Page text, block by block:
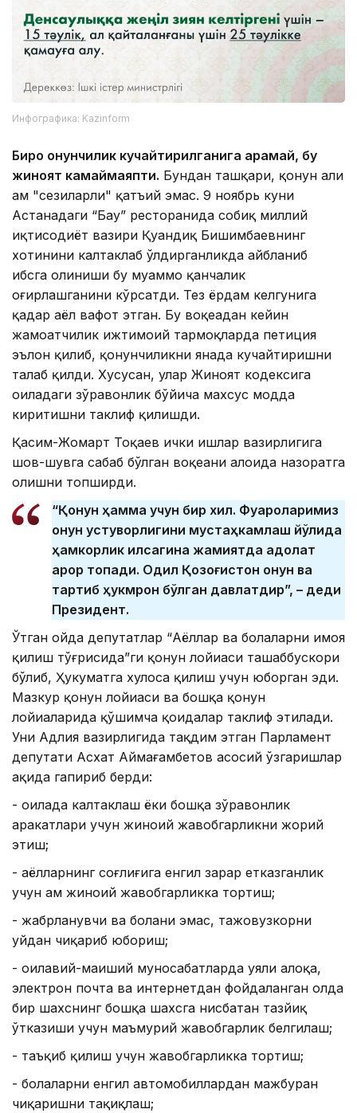
Инфографика: Kazinform
Бироқ қонунчилик кучайтирилганига қарамай, бу
жиноят камаймаяпти. Бундан ташқари, қонун ҳали
ҳам "сезиларли" қатъий эмас. 9 ноябрь куни
Астанадаги “Бау” ресторанида собиқ миллий
иқтисодиёт вазири Қуандиқ Бишимбаевнинг
хотинини калтаклаб ўлдирганликда айбланиб
ҳибсга олиниши бу муаммо қанчалик
оғирлашганини кўрсатди. Тез ёрдам келгунига
қадар аёл вафот этган. Бу воқеадан кейин
жамоатчилик ижтимоий тармоқларда петиция
эълон қилиб, қонунчиликни янада кучайтиришни
талаб қилди. Хусусан, улар Жиноят кодексига
оиладаги зўравонлик бўйича махсус модда
киритишни таклиф қилишди.
Қасим-Жомарт Тоқаев ички ишлар вазирлигига
шов-шувга сабаб бўлган воқеани алоҳида назоратга
олишни топширди.
“Қонун ҳамма учун бир хил. Фуқароларимиз
қонун устуворлигини мустаҳкамлаш йўлида
ҳамкорлик қилсагина жамиятда адолат
қарор топади. Одил Қозоғистон қонун ва
тартиб ҳукмрон бўлган давлатдир”, – деди
Президент.
Ўтган ойда депутатлар “Аёллар ва болаларни ҳимоя
қилиш тўғрисида”ги қонун лойиҳаси ташаббускори
бўлиб, Ҳукуматга хулоса қилиш учун юборган эди.
Мазкур қонун лойиҳаси ва бошқа қонун
лойиҳаларида қўшимча қоидалар таклиф этилади.
Уни Адлия вазирлигида тақдим этган Парламент
депутати Асхат Аймағамбетов асосий ўзгаришлар
ҳақида гапириб берди:
- оилада калтаклаш ёки бошқа зўравонлик
ҳаракатлари учун жиноий жавобгарликни жорий
этиш;
- аёлларнинг соғлиғига енгил зарар етказганлик
учун ҳам жиноий жавобгарликка тортиш;
- жабрланувчи ва болани эмас, тажовузкорни
уйдан чиқариб юбориш;
- оилавий-маиший муносабатларда уяли алоқа,
электрон почта ва интернетдан фойдаланган ҳолда
бир шахснинг бошқа шахсга нисбатан тазйиқ
ўтказиши учун маъмурий жавобгарлик белгилаш;
- таъқиб қилиш учун жавобгарликка тортиш;
- болаларни енгил автомобиллардан мажбуран
чиқаришни тақиқлаш;